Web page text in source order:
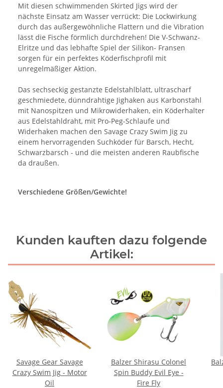
Mit diesen schwimmenden Skirted Jigs wird der
nächste Einsatz am Wasser verrückt: Die Lockwirkung
durch das außergewöhnliche Flattern und die Vibration
lässt die Fische förmlich durchdrehen! Die V-Schwanz-
Elritze und das lebhafte Spiel der Silikon- Fransen
sorgen für ein perfektes Köderfischprofil mit
unregelmäßiger Aktion.
Das sechseckig gestanzte Edelstahlblatt, ultrascharf
geschmiedete, dünndrahtige Jighaken aus Karbonstahl
mit Nanospitzen und Mikrowiderhaken, ein Köderhalter
aus Edelstahldraht, mit Pro-Peg-Schlaufe und
Widerhaken machen den Savage Crazy Swim Jig zu
einem hervorragenden Suchköder für Barsch, Hecht,
Schwarzbarsch - und die meisten anderen Raubfische
da draußen.
Verschiedene Größen/Gewichte!
Kunden kauften dazu folgende
Artikel:
Savage Gear Savage
Crazy Swim Jig - Motor
Oil
Balzer Shirasu Colonel
Spin Buddy Evil Eye -
Fire Fly